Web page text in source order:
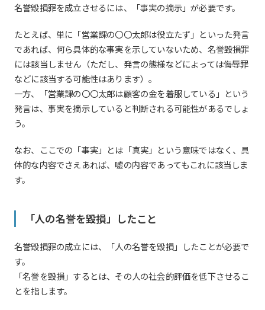
名誉毀損罪を成立させるには、「事実の摘示」が必要です。
たとえば、単に「営業課の〇〇太郎は役立たず」といった発言
であれば、何ら具体的な事実を示していないため、名誉毀損罪
には該当しません（ただし、発言の態様などによっては侮辱罪
などに該当する可能性はあります）。
一方、「営業課の〇〇太郎は顧客の金を着服している」という
発言は、事実を摘示していると判断される可能性があるでしょ
う。
なお、ここでの「事実」とは「真実」という意味ではなく、具
体的な内容でさえあれば、嘘の内容であってもこれに該当しま
す。
「人の名誉を毀損」したこと
名誉毀損罪の成立には、「人の名誉を毀損」したことが必要で
す。
「名誉を毀損」するとは、その人の社会的評価を低下させるこ
とを指します。